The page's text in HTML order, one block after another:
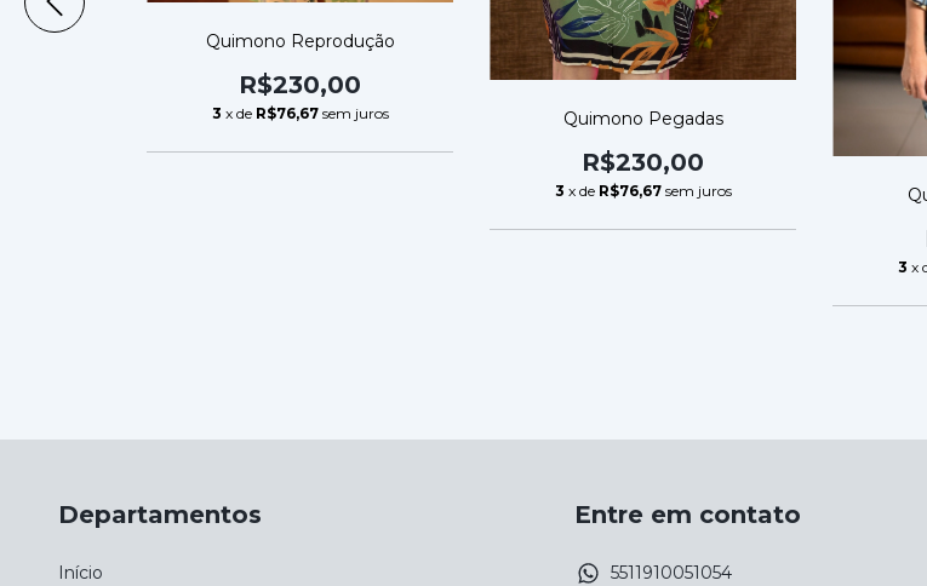
Quimono Reprodução
R$230,00
3 x de R$76,67 sem juros Quimono Pegadas
R$230,00
3 x de R$76,67 sem juros
3 x
Departamentos
Início
Entre em contato
5511910051054